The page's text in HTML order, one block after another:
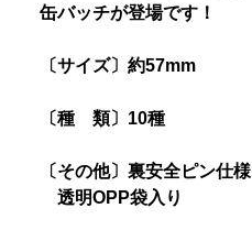
缶バッチが登場です！
〔サイズ〕約57mm
〔種 類〕10種
〔その他〕裏安全ピン仕様
透明OPP袋入り